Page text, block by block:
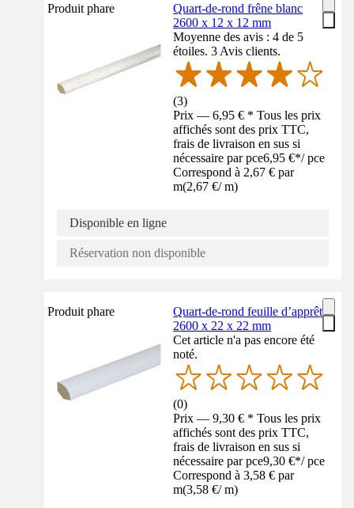
Produit phare
Quart-de-rond frêne blanc
2600 x 12 x 12 mm
Moyenne des avis : 4 de 5
étoiles. 3 Avis clients.
(3)
Prix — 6,95 € * Tous les prix
affichés sont des prix TTC,
frais de livraison en sus si
nécessaire par pce6,95 €*/ pce
Correspond à 2,67 € par
m(2,67 €/ m)
Disponible en ligne
Réservation non disponible
Produit phare
Quart-de-rond feuille d’apprêt
2600 x 22 x 22 mm
Cet article n'a pas encore été
noté.
(0)
Prix — 9,30 € * Tous les prix
affichés sont des prix TTC,
frais de livraison en sus si
nécessaire par pce9,30 €*/ pce
Correspond à 3,58 € par
m(3,58 €/ m)